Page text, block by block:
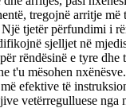
tregojnë arritje më
tjetër përfundimi i
sjelljet në
rëndësinë e tyre dhe
t'u mësohen
efektive të
vetërregulluese nga